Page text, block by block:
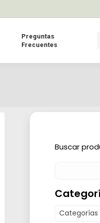
Preguntas
Frecuentes
Buscar